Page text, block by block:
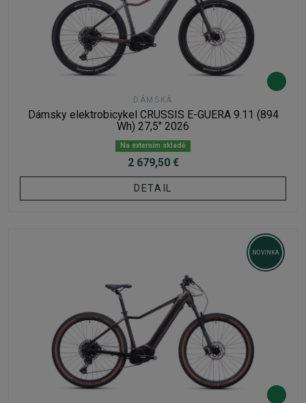
DÁMSKÁ
Dámsky elektrobicykel CRUSSIS E-GUERA 9.11 (894
Wh) 27,5" 2026
Na externím skladě
2 679,50 €
DETAIL
NOVINKA